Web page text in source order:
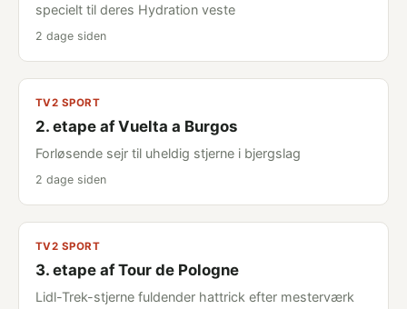
specielt til deres Hydration veste
2 dage siden
TV2 SPORT
2. etape af Vuelta a Burgos
Forløsende sejr til uheldig stjerne i bjergslag
2 dage siden
TV2 SPORT
3. etape af Tour de Pologne
Lidl-Trek-stjerne fuldender hattrick efter mesterværk